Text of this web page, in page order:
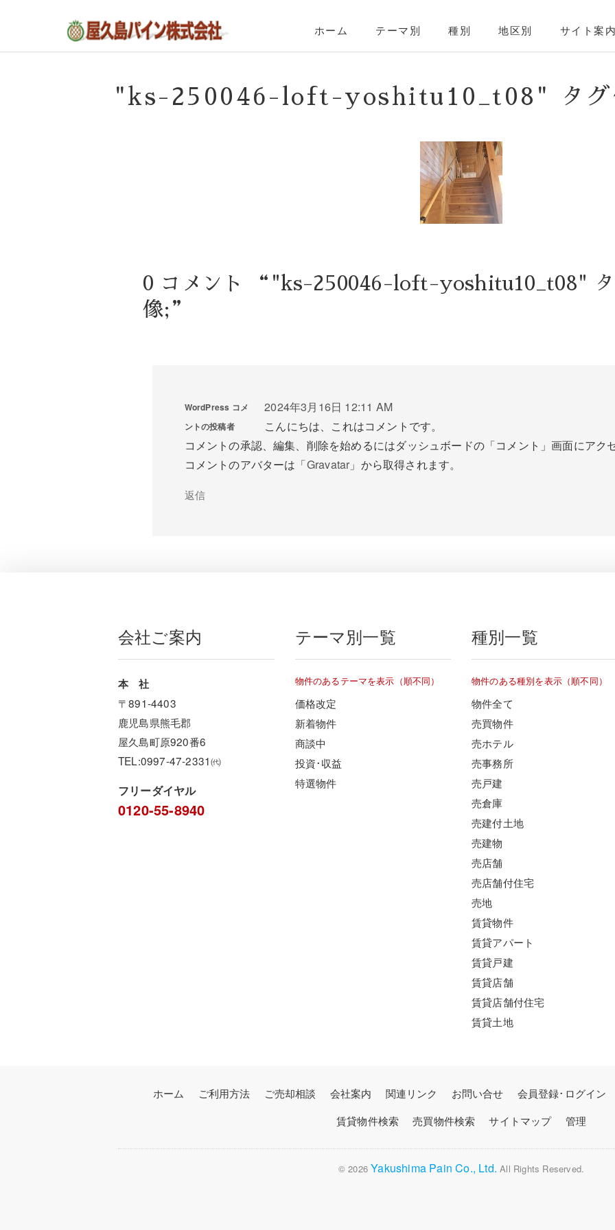
屋久島パイン株式会社
タルサイト
ホーム テーマ別 種別 地区別 サイト案内
"ks-250046-loft-yoshitu10_t08" タグ
0 コメント “"ks-250046-loft-yoshitu10_t08" タ
像;”
WordPress コメ
ントの投稿者
2024年3月16日 12:11 AM
こんにちは、これはコメントです。
コメントの承認、編集、削除を始めるにはダッシュボードの「コメント」画面にアク
コメントのアバターは「Gravatar 」から取得されます。
返信
会社ご案内
本 社
〒891-4403
鹿児島県熊毛郡
屋久島町原920番6
TEL:0997-47-2331㈹
フリーダイヤル
0120-55-8940
テーマ別一覧
物件のあるテーマを表示（順不同）
価格改定
新着物件
商談中
投資･収益
特選物件
種別一覧
物件のある種別を表示（順不同）
物件全て
売買物件
売ホテル
売事務所
売戸建
売倉庫
売建付土地
売建物
売店舗
売店舗付住宅
売地
賃貸物件
賃貸アパート
賃貸戸建
賃貸店舗
賃貸店舗付住宅
賃貸土地
ホーム ご利用方法 ご売却相談 会社案内 関連リンク お問い合せ 会員登録･ログイン
賃貸物件検索
売買物件検索 サイトマップ 管理
© 2026Yakushima Pain Co., Ltd. All Rights Reserved.